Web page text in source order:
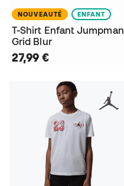
NOUVEAUTÉ ENFANT
T-Shirt Enfant Jumpman
Grid Blur
27,99 €